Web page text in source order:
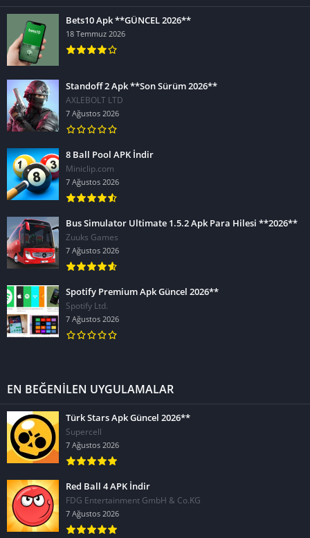
Bets10 Apk **GÜNCEL 2026**
18 Temmuz 2026
Standoff 2 Apk **Son Sürüm 2026**
AXLEBOLT LTD
7 Ağustos 2026
8 Ball Pool APK İndir
Miniclip.com
7 Ağustos 2026
Bus Simulator Ultimate 1.5.2 Apk Para Hilesi **2026**
Zuuks Games
7 Ağustos 2026
Spotify Premium Apk Güncel 2026**
Spotify Ltd.
7 Ağustos 2026
EN BEĞENİLEN UYGULAMALAR
Türk Stars Apk Güncel 2026**
Supercell
7 Ağustos 2026
Red Ball 4 APK İndir
FDG Entertainment GmbH & Co.KG
7 Ağustos 2026